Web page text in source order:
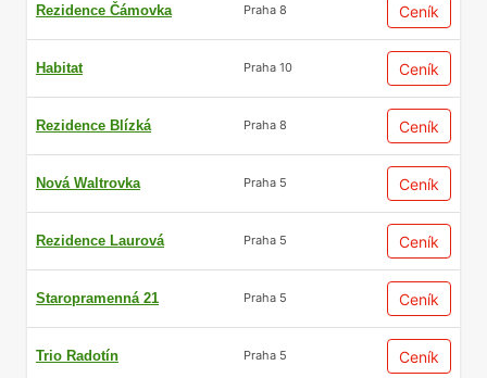
Rezidence Čámovka Praha 8 Ceník
Habitat Praha 10 Ceník
Rezidence Blízká Praha 8 Ceník
Nová Waltrovka Praha 5 Ceník
Rezidence Laurová Praha 5 Ceník
Staropramenná 21 Praha 5 Ceník
Trio Radotín Praha 5 Ceník